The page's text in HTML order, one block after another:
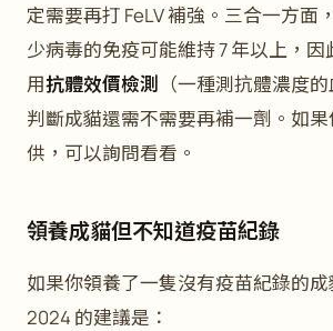
定需要再打 FeLV 補強。三合一方面
少病毒的免疫可能維持 7 年以上，
用抗體效價檢測 （一種測抗體濃度
判斷成貓還需不需要再補一劑。如
供，可以詢問看看。
領養成貓但不知道疫苗紀錄
如果你領養了一隻沒有疫苗紀錄的成
2024 的建議是：